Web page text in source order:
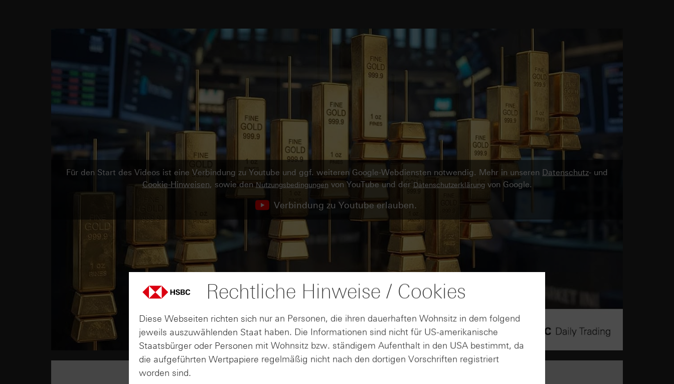
Für den Start des Videos ist eine Verbindung zu Youtube und ggf. weiteren Google-Webdiensten notwendig. Mehr in unseren Datenschutz- und
Cookie-Hinweisen, sowie den Nutzungsbedingungen von YouTube und der Datenschutzerklärungvon Google.
Verbindung zu Youtube erlauben.
Rechtliche Hinweise / Cookies
Diese Webseiten richten sich nur an Personen, die ihren dauerhaften Wohnsitz in dem folgend
jeweils auszuwählenden Staat haben. Die Informationen sind nicht für US-amerikanische
Staatsbürger oder Personen mit Wohnsitz bzw. ständigem Aufenthalt in den USA bestimmt, da
die aufgeführten Wertpapiere regelmäßig nicht nach den dortigen Vorschriften registriert
worden sind.